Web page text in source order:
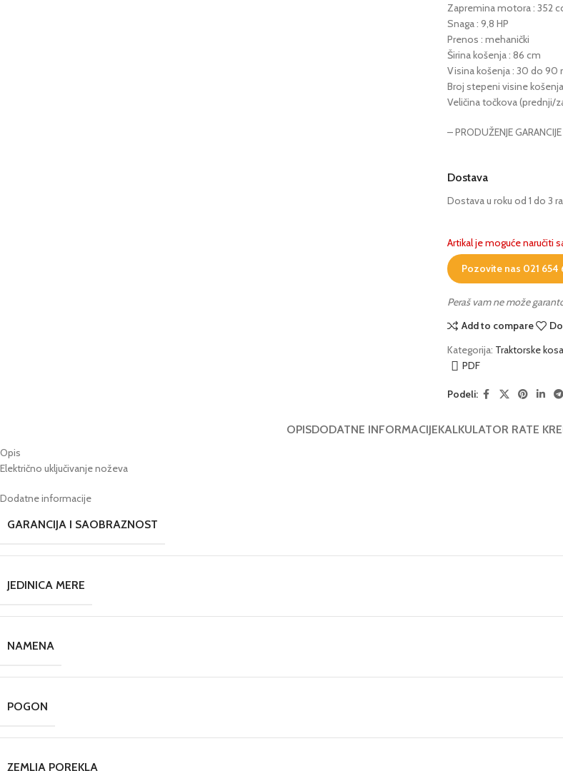
Zapremina motora : 352
Snaga : 9,8 HP
Prenos : mehanički
Širina košenja : 86 cm
Visina košenja : 30 do 90
Broj stepeni visine
Veličina točkova (prednji/
– PRODUŽENJE
Dostava
Dostava u roku od 1 do 3
Artikal je moguće naručiti
Pozovite nas 021 654
Peraš vam ne može
Add to compare
Kategorija: Traktorske
PDF
Podeli:
OPISDODATNE INFORMACIJEKALKULATOR RATE
Opis
Električno uključivanje noževa
Dodatne informacije
GARANCIJA I SAOBRAZNOST
JEDINICA MERE
NAMENA
POGON
ZEMLJA POREKLA